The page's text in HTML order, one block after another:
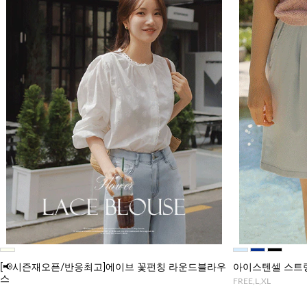
[📢시즌재오픈/반응최고]에이브 꽃펀칭 라운드블라우
스
아이스텐셀 스트
FREE,L,XL